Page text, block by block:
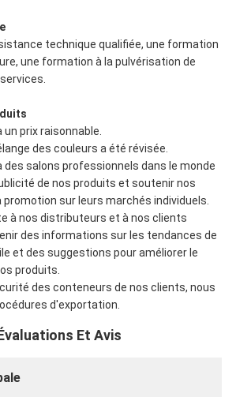
technique qualifiée, une formation
une formation à la pulvérisation de
un prix raisonnable.
des couleurs a été révisée.
des salons professionnels dans le monde
de nos produits et soutenir nos
sur leurs marchés individuels.
à nos distributeurs et à nos clients
des informations sur les tendances de
et des suggestions pour améliorer le
produits.
des conteneurs de nos clients, nous
d'exportation.
Et Avis